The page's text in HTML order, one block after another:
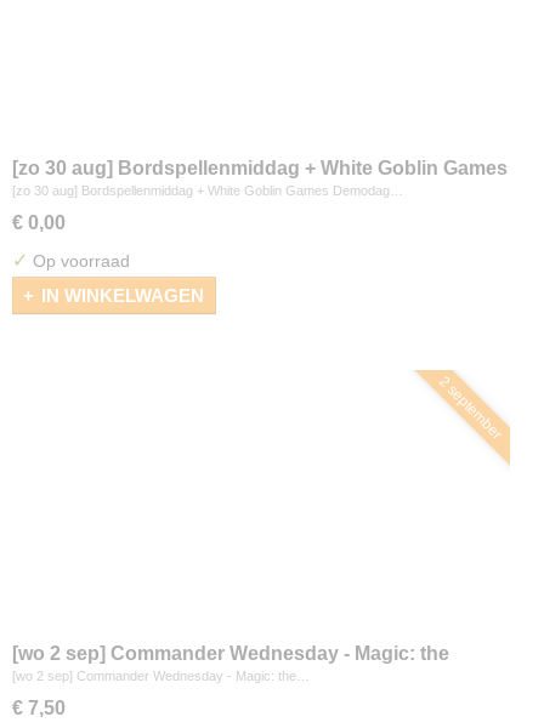
[zo 30 aug] Bordspellenmiddag + White Goblin Games
Demodag
[zo 30 aug] Bordspellenmiddag + White Goblin Games Demodag…
€ 0,00
✓ Op voorraad
IN WINKELWAGEN
2 september
[wo 2 sep] Commander Wednesday - Magic: the
Gathering
[wo 2 sep] Commander Wednesday - Magic: the…
€ 7,50